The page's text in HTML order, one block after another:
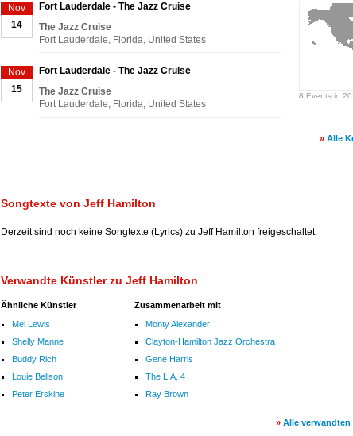
8 Events in
Nov
14
Fort Lauderdale - The Jazz Cruise
The Jazz Cruise
Fort Lauderdale, Florida, United States
Nov
15
Fort Lauderdale - The Jazz Cruise
The Jazz Cruise
Fort Lauderdale, Florida, United States
» Alle
Songtexte von Jeff Hamilton
Derzeit sind noch keine Songtexte (Lyrics) zu Jeff Hamilton freigeschaltet.
Verwandte Künstler zu Jeff Hamilton
Ähnliche Künstler
Mel Lewis
Shelly Manne
Buddy Rich
Louie Bellson
Peter Erskine
Zusammenarbeit mit
Monty Alexander
Clayton-Hamilton Jazz Orchestra
Gene Harris
The L.A. 4
Ray Brown
» Alle